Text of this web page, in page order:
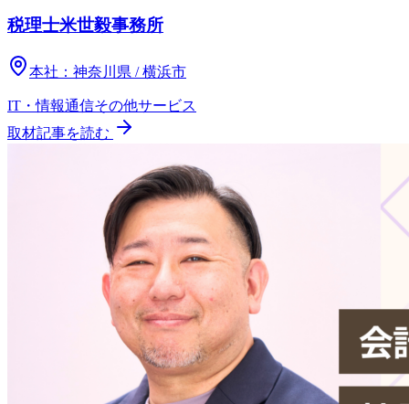
税理士米世毅事務所
本社： 神奈川県 / 横浜市
IT・情報通信その他サービス
取材記事を読む